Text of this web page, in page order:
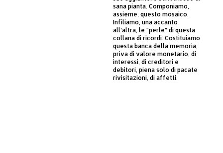
sana pianta. Componiamo,
assieme, questo mosaico.
Infiliamo, una accanto
all’altra, le “perle” di questa
collana di ricordi. Costituiamo
questa banca della memoria,
priva di valore monetario, di
interessi, di creditori e
debitori, piena solo di pacate
rivisitazioni, di affetti.